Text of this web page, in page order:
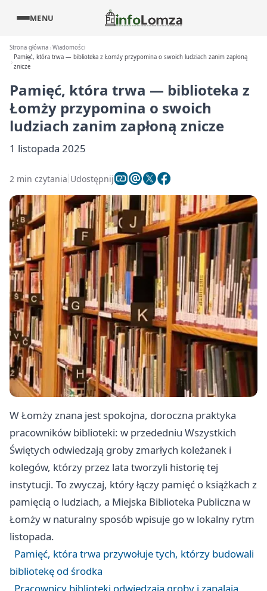
MENU
Strona główna Wiadomości
Pamięć, która trwa — biblioteka z Łomży przypomina o swoich ludziach zanim zapłoną
znicze
Pamięć, która trwa — biblioteka z
Łomży przypomina o swoich
ludziach zanim zapłoną znicze
1 listopada 2025
2 min czytania Udostępnij
W Łomży znana jest spokojna, doroczna praktyka
pracowników biblioteki: w przededniu Wszystkich
Świętych odwiedzają groby zmarłych koleżanek i
kolegów, którzy przez lata tworzyli historię tej
instytucji. To zwyczaj, który łączy pamięć o książkach z
pamięcią o ludziach, a Miejska Biblioteka Publiczna w
Łomży w naturalny sposób wpisuje go w lokalny rytm
listopada.
Pamięć, która trwa przywołuje tych, którzy budowali
bibliotekę od środka